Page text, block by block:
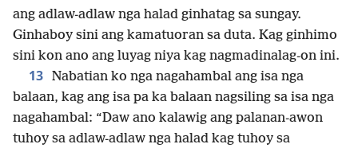
ang adlaw-adlaw nga halad ginhatag sa sungay.
Ginhaboy sini ang kamatuoran sa duta. Kag ginhimo
sini kon ano ang luyag niya kag nagmadinalag-on ini.
13 Nabatian ko nga nagahambal ang isa nga
balaan, kag ang isa pa ka balaan nagsiling sa isa nga
nagahambal: “Daw ano kalawig ang palanan-awon
tuhoy sa adlaw-adlaw nga halad kag tuhoy sa